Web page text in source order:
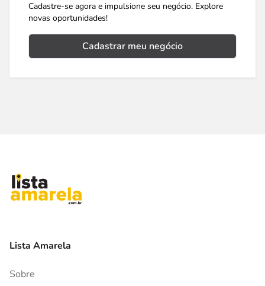
Cadastre-se agora e impulsione seu negócio. Explore
novas oportunidades!
Cadastrar meu negócio
Lista Amarela
Sobre